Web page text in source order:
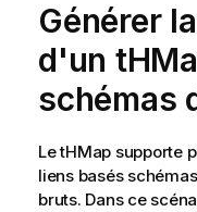
Générer
d'un
schémas
LetHMap supporte
liens basés
bruts. Dans ce